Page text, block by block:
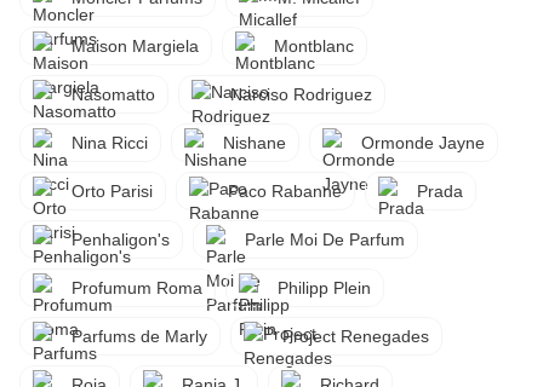
Maison Margiela Montblanc
Nasomatto Narciso Rodriguez
Nina Ricci Nishane Ormonde Jayne
Orto Parisi Paco Rabanne Prada
Penhaligon's Parle Moi De Parfum
Profumum Roma Philipp Plein
Parfums de Marly Project Renegades